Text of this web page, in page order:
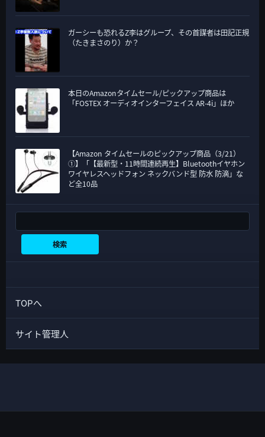
ガーシーも恐れるZ李はグループ、その首謀者は田記正規
（たきまさのり）か？
本日のAmazonタイムセール/ピックアップ商品は
「FOSTEX オーディオインターフェイス AR-4i」ほか
【Amazon タイムセールのピックアップ商品（3/21）
①】「【最新型・11時間連続再生】Bluetoothイヤホン
ワイヤレスヘッドフォン ネックバンド型 防水 防滴」な
ど全10品
検索
TOPへ
サイト管理人